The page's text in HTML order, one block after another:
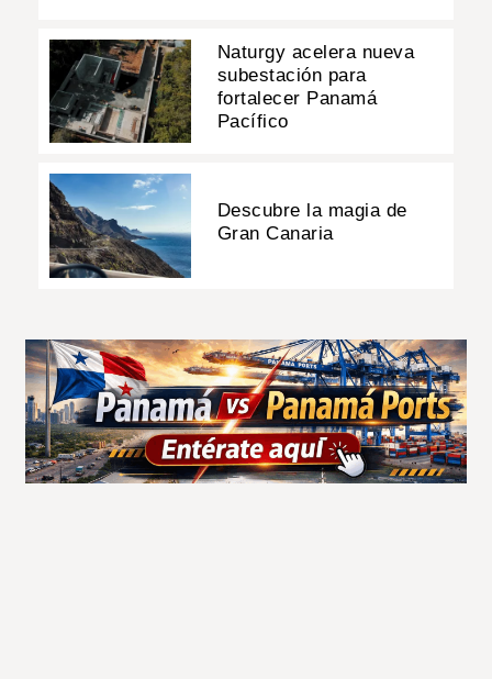
Naturgy acelera nueva
subestación para
fortalecer Panamá
Pacífico
Descubre la magia de
Gran Canaria